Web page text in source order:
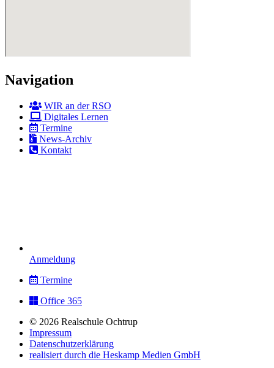
Navigation
WIR an der RSO
Digitales Lernen
Termine
News-Archiv
Kontakt
Anmeldung
Termine
Office 365
© 2026 Realschule Ochtrup
Impressum
Datenschutzerklärung
realisiert durch die Heskamp Medien GmbH